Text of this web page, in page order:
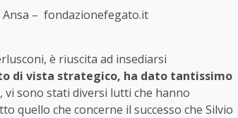
Ansa – fondazionefegato.it
è riuscita ad insediarsi
di vista strategico, ha dato tantissimo
vi sono stati diversi lutti che hanno
quello che concerne il successo che Silvio